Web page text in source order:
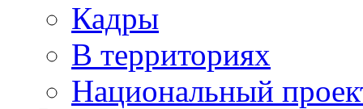
Кадры
В территориях
Национальный